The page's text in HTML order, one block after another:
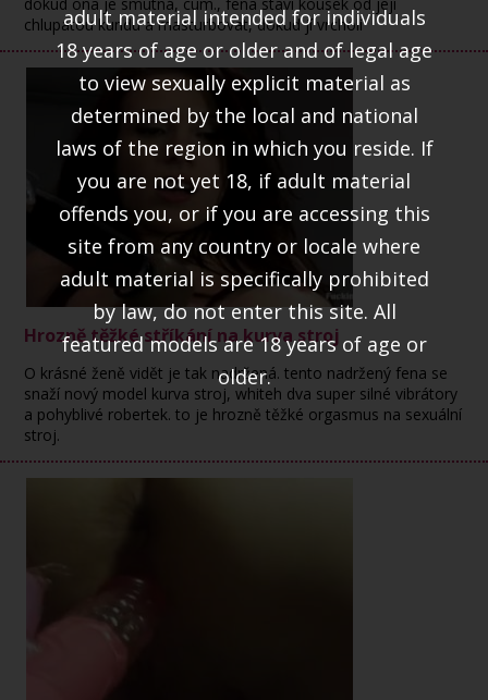
chlupatou kundu a masturbovat, dokud jí vrcholí
Hrozně těžké stříkání na kurva stroj
O krásné ženě vidět je tak nadržená. tento nadržený fena se
snaží nový model kurva stroj, whiteh dva super silné vibrátory
a pohyblivé robertek. to je hrozně těžké orgasmus na sexuální
stroj.
adult material intended for individuals
18 years of age or older and of legal age
to view sexually explicit material as
determined by the local and national
laws of the region in which you reside. If
you are not yet 18, if adult material
offends you, or if you are accessing this
site from any country or locale where
adult material is specifically prohibited
by law, do not enter this site. All
featured models are 18 years of age or
older.